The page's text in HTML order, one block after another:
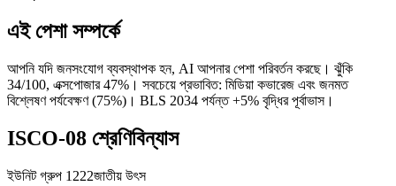
এই পেশা সম্পর্কে
আপনি যদি জনসংযোগ ব্যবস্থাপক হন, AI আপনার পেশা পরিবর্তন করছে। ঝুঁকি
34/100, এক্সপোজার 47%। সবচেয়ে প্রভাবিত: মিডিয়া কভারেজ এবং জনমত
বিশ্লেষণ পর্যবেক্ষণ (75%)। BLS 2034 পর্যন্ত +5% বৃদ্ধির পূর্বাভাস।
ISCO-08 শ্রেণিবিন্যাস
ইউনিট গ্রুপ 1222জাতীয় উৎস